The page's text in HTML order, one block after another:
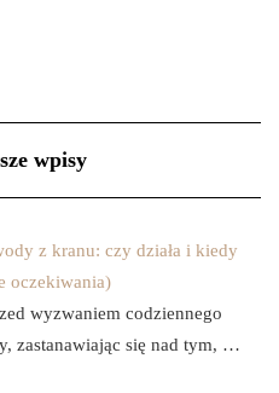
wpisy
z kranu: czy działa i kiedy
oczekiwania)
wyzwaniem codziennego
zastanawiając się nad tym, …